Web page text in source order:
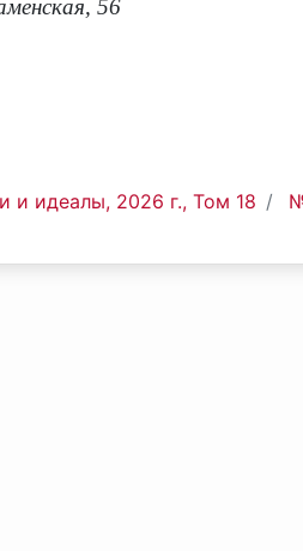
56
и идеалы, 2026 г., Том 18